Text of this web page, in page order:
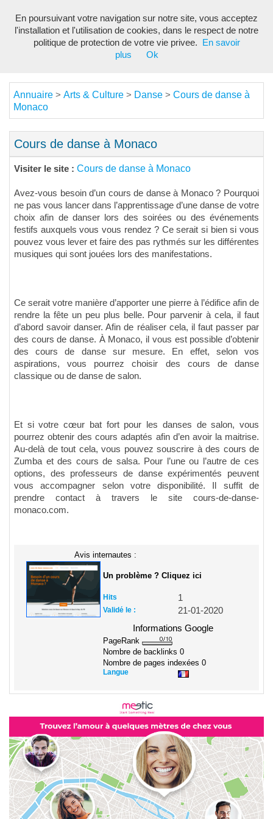
Annuaire > Arts & Culture > Danse > Cours de danse à
Monaco
Cours de danse à Monaco
Visiter le site : Cours de danse à Monaco
Avez-vous besoin d’un cours de danse à Monaco ? Pourquoi
ne pas vous lancer dans l’apprentissage d’une danse de votre
choix afin de danser lors des soirées ou des événements
festifs auxquels vous vous rendez ? Ce serait si bien si vous
pouvez vous lever et faire des pas rythmés sur les différentes
musiques qui sont jouées lors des manifestations.
Ce serait votre manière d’apporter une pierre à l’édifice afin de
rendre la fête un peu plus belle. Pour parvenir à cela, il faut
d’abord savoir danser. Afin de réaliser cela, il faut passer par
des cours de danse. À Monaco, il vous est possible d’obtenir
des cours de danse sur mesure. En effet, selon vos
aspirations, vous pourrez choisir des cours de danse
classique ou de danse de salon.
Et si votre cœur bat fort pour les danses de salon, vous
pourrez obtenir des cours adaptés afin d’en avoir la maitrise.
Au-delà de tout cela, vous pouvez souscrire à des cours de
Zumba et des cours de salsa. Pour l’une ou l’autre de ces
options, des professeurs de danse expérimentés peuvent
vous accompagner selon votre disponibilité. Il suffit de
prendre contact à travers le site cours-de-danse-
monaco.com.
Avis internautes :
Un problème ? Cliquez ici
Hits 1
Validé le :
21-01-2020
Informations Google
PageRank
Nombre de backlinks 0
Nombre de pages indexées 0
Langue
En poursuivant votre navigation sur notre site, vous acceptez
l'installation et l'utilisation de cookies, dans le respect de notre
politique de protection de votre vie privee.
En savoir
plus
Ok